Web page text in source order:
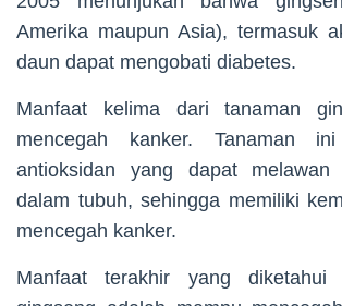
Amerika maupun Asia), termasuk
daun dapat mengobati diabetes.
Manfaat kelima dari tanaman
mencegah kanker. Tanaman ini
antioksidan yang dapat melawan
dalam tubuh, sehingga memiliki
mencegah kanker.
Manfaat terakhir yang diketahui